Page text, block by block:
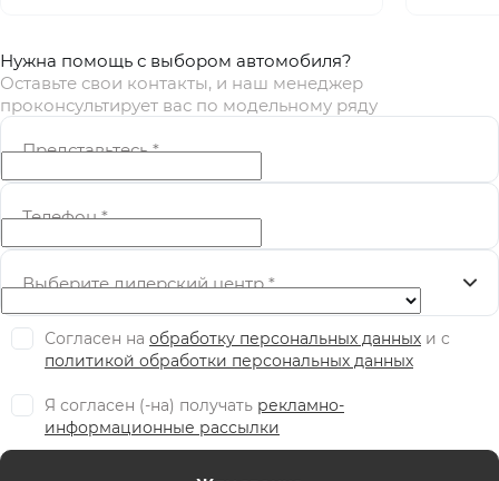
Нужна помощь с выбором автомобиля?
Оставьте свои контакты, и наш менеджер
проконсультирует вас по модельному ряду
Представьтесь*
Телефон*
Выберите дилерский центр*
Согласен на обработку персональных данных и c
политикой обработки персональных данных
Я согласен (-на) получать рекламно-
информационные рассылки